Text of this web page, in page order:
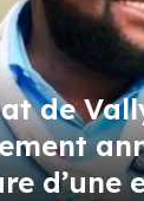
de
d’une